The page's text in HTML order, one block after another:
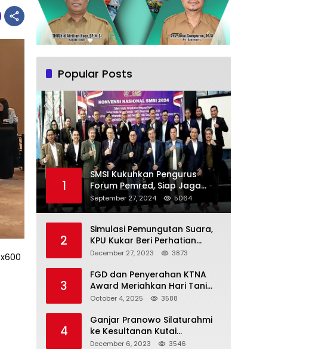
Popular Posts
1
SMSI Kukuhkan Pengurus
Forum Pemred, Siap Jaga
Kualitas Media Daring di
Indonesia
September 27, 2024 5064
2
Simulasi Pemungutan Suara,
KPU Kukar Beri Perhatian
Penyandang Disabilitas
December 27, 2023 3873
3
FGD dan Penyerahan KTNA
Award Meriahkan Hari Tani
Nasional di Kukar
October 4, 2025 3588
4
Ganjar Pranowo Silaturahmi
ke Kesultanan Kutai
Kartanegara
December 6, 2023 3546